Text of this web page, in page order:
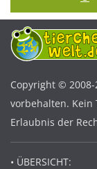
Copyright ©
vorbehalten. Kein
Erlaubnis der
• ÜBERSICHT: